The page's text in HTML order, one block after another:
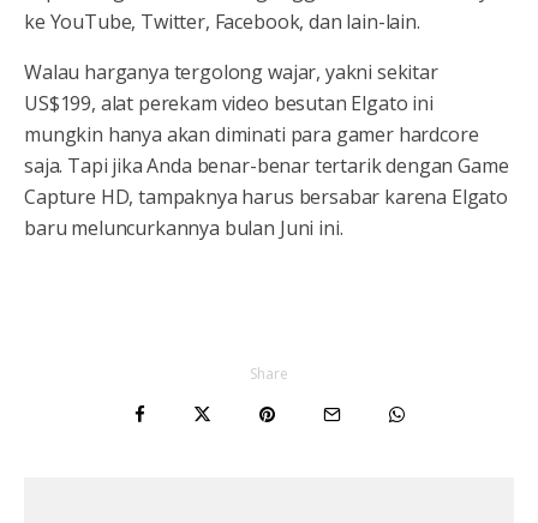
ke YouTube, Twitter, Facebook, dan lain-lain.
Walau harganya tergolong wajar, yakni sekitar
US$199, alat perekam video besutan Elgato ini
mungkin hanya akan diminati para gamer hardcore
saja. Tapi jika Anda benar-benar tertarik dengan Game
Capture HD, tampaknya harus bersabar karena Elgato
baru meluncurkannya bulan Juni ini.
Share